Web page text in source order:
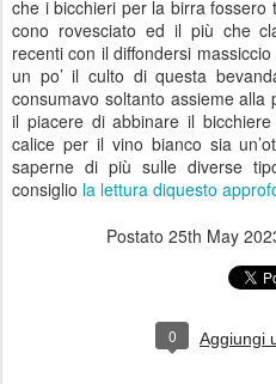
che i bicchieri per la birra fossero
cono rovesciato ed il più che
recenti con il diffondersi
un po’ il culto di questa
consumavo soltanto assieme
il piacere di abbinare il
calice per il vino bianco sia
saperne di più sulle diverse
consiglio la lettura diquesto
Postato 25th May
0 Aggiungi